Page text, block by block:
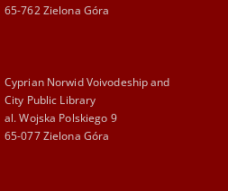
65-762 Zielona Góra
Cyprian Norwid Voivodeship and
City Public Library
al. Wojska Polskiego 9
65-077 Zielona Góra